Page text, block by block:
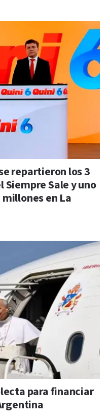
repartieron los 3
Sale y uno
en La
para financiar